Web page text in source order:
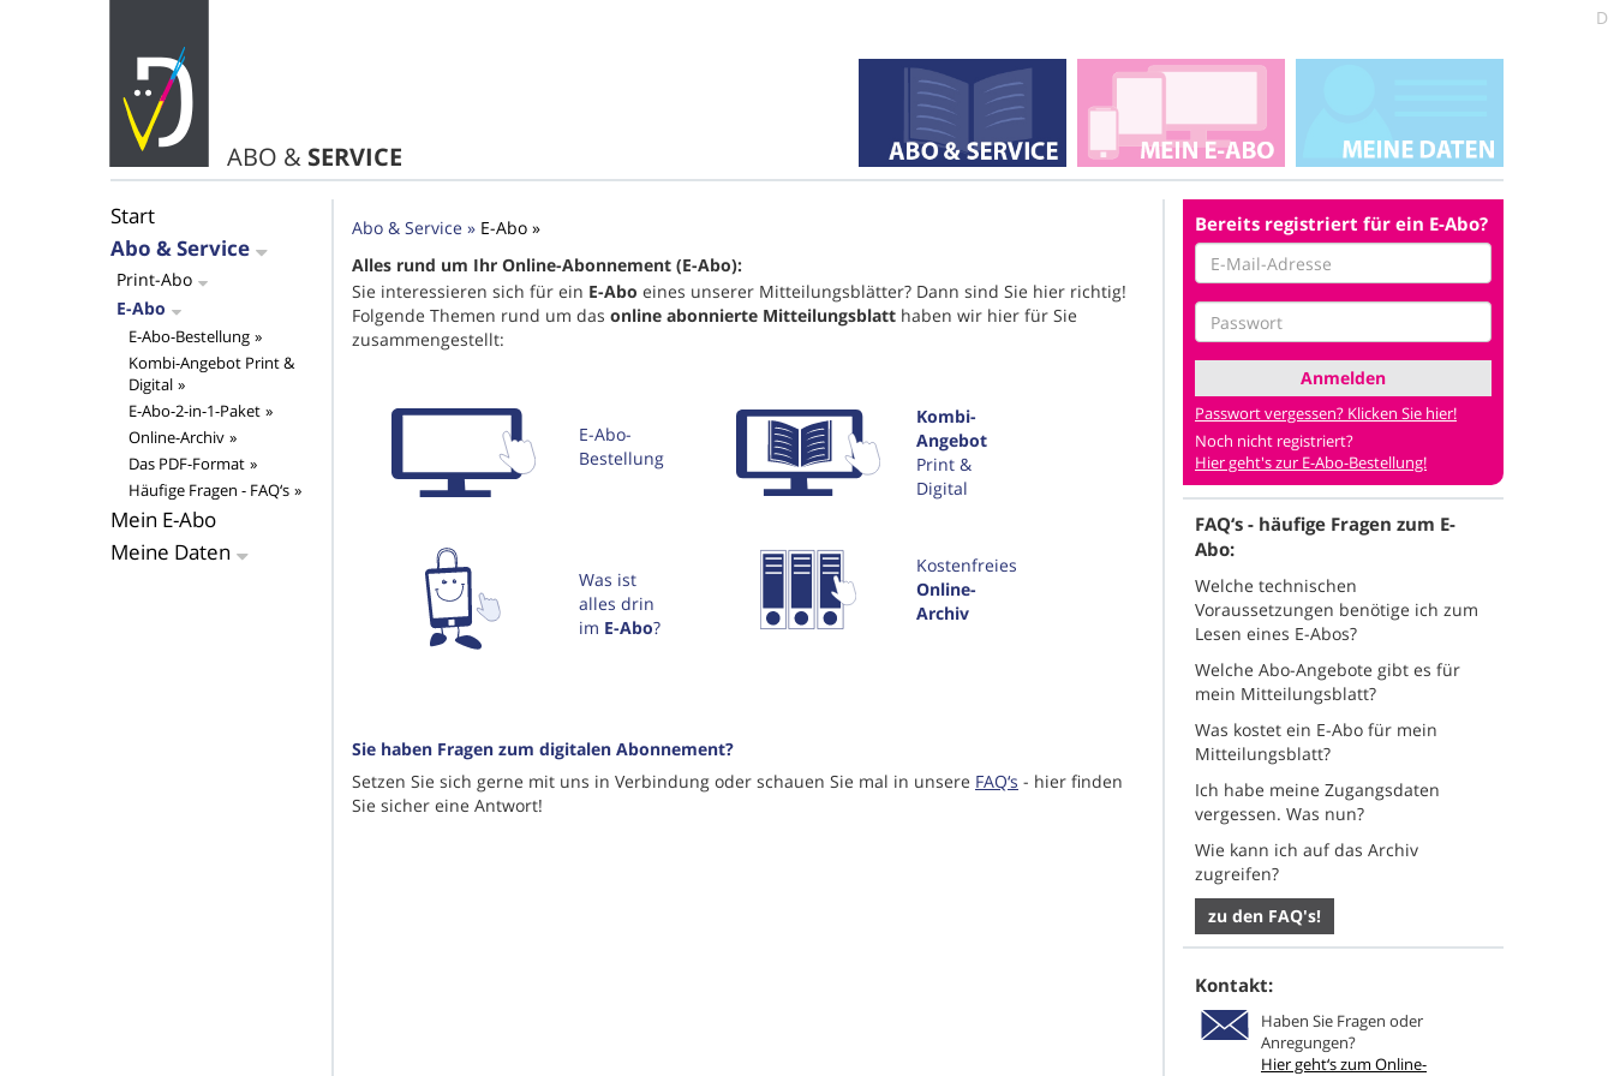
ABO & SERVICE
Start
Abo & Service
Print-Abo
E-Abo
E-Abo-Bestellung
Kombi-Angebot Print &
Digital
E-Abo-2-in-1-Paket
Online-Archiv
Das PDF-Format
Häufige Fragen - FAQ‘s
Mein E-Abo
Meine Daten
Abo & Service
E-Abo
Alles rund um Ihr Online-Abonnement (E-Abo):
Sie interessieren sich für ein E-Abo eines unserer Mitteilungsblätter? Dann sind Sie hier richtig!
Folgende Themen rund um das online abonnierte Mitteilungsblatt haben wir hier für Sie
zusammengestellt:
E-Abo-
Bestellung
Was ist
alles drin
im E-Abo?
Kombi-
Angebot
Print &
Digital
Kostenfreies
Online-
Archiv
Sie haben Fragen zum digitalen Abonnement?
Setzen Sie sich gerne mit uns in Verbindung oder schauen Sie mal in unsere FAQ‘s - hier finden
Sie sicher eine Antwort!
Bereits registriert für ein E-Abo?
Anmelden
Passwort vergessen? Klicken Sie hier!
Noch nicht registriert?
Hier geht's zur E-Abo-Bestellung!
FAQ‘s - häufige Fragen zum E-
Abo:
Welche technischen
Voraussetzungen benötige ich zum
Lesen eines E-Abos?
Welche Abo-Angebote gibt es für
mein Mitteilungsblatt?
Was kostet ein E-Abo für mein
Mitteilungsblatt?
Ich habe meine Zugangsdaten
vergessen. Was nun?
Wie kann ich auf das Archiv
zugreifen?
zu den FAQ's!
Kontakt:
Haben Sie Fragen oder
Anregungen?
Hier geht‘s zum Online-
D